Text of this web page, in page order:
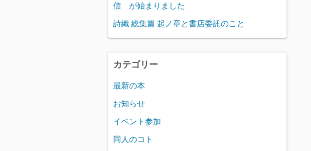
信 が始まりました
詩織 総集篇 起ノ章と書店委託のこと
カテゴリー
最新の本
お知らせ
イベント参加
同人のコト